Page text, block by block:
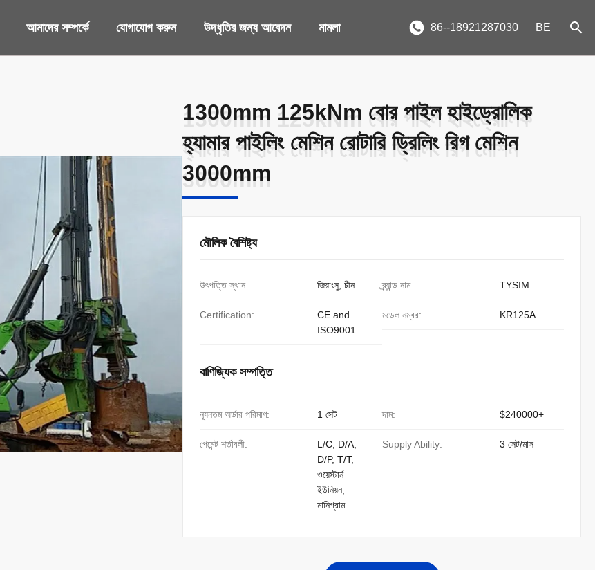
আমাদের সম্পর্কে যোগাযোগ করুন উদ্ধৃতির জন্য আবেদন মামলা 86--18921287030 BE
1300mm 125kNm বোর পাইল হাইড্রোলিক
হ্যামার পাইলিং মেশিন রোটারি ড্রিলিং রিগ মেশিন
3000mm
1300mm 125kNm বোর পাইল হাইড্রোলিক
হ্যামার পাইলিং মেশিন রোটারি ড্রিলিং রিগ মেশিন
3000mm
মৌলিক বৈশিষ্ট্য
উৎপত্তি স্থান: জিয়াংসু, চীন ব্র্যান্ড নাম: TYSIM
Certification:
CE and
ISO9001
মডেল নম্বর: KR125A
বাণিজ্যিক সম্পত্তি
ন্যূনতম অর্ডার পরিমাণ: 1 সেট দাম: $240000+
পেমেন্ট শর্তাবলী:
L/C, D/A,
D/P, T/T,
ওয়েস্টার্ন
ইউনিয়ন,
মানিগ্রাম
Supply Ability: 3 সেট/মাস